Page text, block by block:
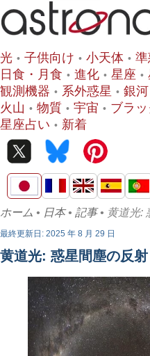
光 子供向け 小天体
日食・月食
進化 星座
観測機器
系外惑星 銀河
火山
物質 宇宙 ブラ
星座占い
新着
ホーム • 日本• 記事• 黄道光:
最終更新日: 2025 年 8 月 29 日
黄道光: 惑星間塵の反射